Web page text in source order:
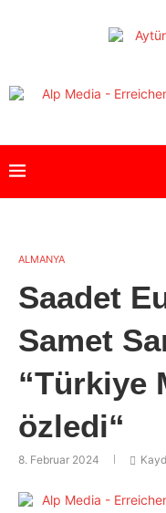
ALMANYA
Saadet
Samet
“Türkiye
özledi“
8. Februar 2024